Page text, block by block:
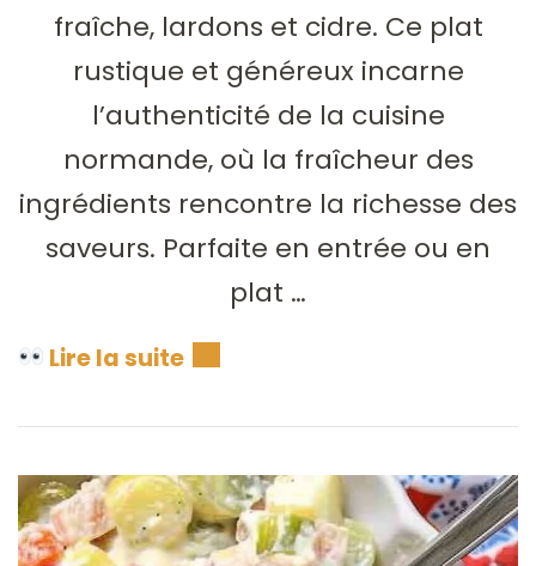
fraîche, lardons et cidre. Ce plat
rustique et généreux incarne
l’authenticité de la cuisine
normande, où la fraîcheur des
ingrédients rencontre la richesse des
saveurs. Parfaite en entrée ou en
plat …
Lire la suite